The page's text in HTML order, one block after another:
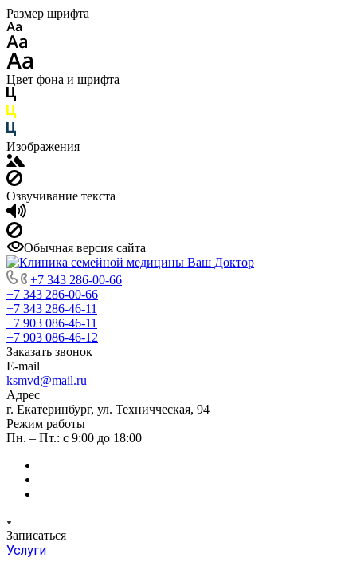
Размер шрифта
Цвет фона и шрифта
Изображения
Озвучивание текста
Обычная версия сайта
+7 343 286-00-66
+7 343 286-00-66
+7 343 286-46-11
+7 903 086-46-11
+7 903 086-46-12
Заказать звонок
E-mail
ksmvd@mail.ru
Адрес
г. Екатеринбург, ул. Техничческая, 94
Режим работы
Пн. – Пт.: с 9:00 до 18:00
Записаться
Услуги